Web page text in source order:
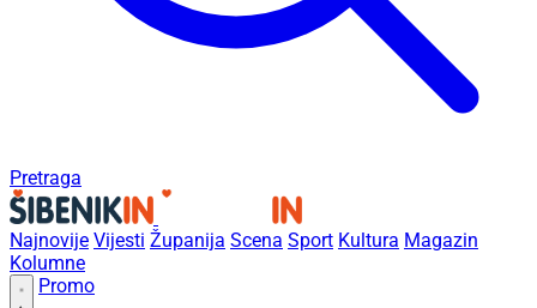
Pretraga
Najnovije Vijesti Županija Scena Sport Kultura Magazin
Kolumne
Promo